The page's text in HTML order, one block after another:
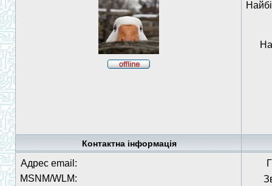
Контактна інформація
Адрес email:
MSNM/WLM: